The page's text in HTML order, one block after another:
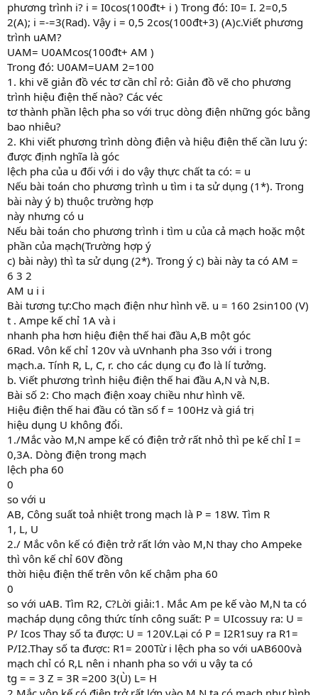
phương trình i? i = I0cos(100đt+ i ) Trong đó: I0= I. 2=0,5
2(A); i =-=3(Rad). Vậy i = 0,5 2cos(100đt+3) (A)c.Viết phương
trình uAM?
UAM= U0AMcos(100đt+ AM )
Trong đó: U0AM=UAM 2=100
1. khi vẽ giản đồ véc tơ cần chỉ rỏ: Giản đồ vẽ cho phương
trình hiệu điện thế nào? Các véc
tơ thành phần lệch pha so với trục dòng điện những góc bằng
bao nhiêu?
2. Khi viết phương trình dòng điện và hiệu điện thế cần lưu ý:
được định nghĩa là góc
lệch pha của u đối với i do vậy thực chất ta có: = u
Nếu bài toán cho phương trình u tìm i ta sử dụng (1*). Trong
bài này ý b) thuộc trường hợp
này nhưng có u
Nếu bài toán cho phương trình i tìm u của cả mạch hoặc một
phần của mạch(Trường hợp ý
c) bài này) thì ta sử dụng (2*). Trong ý c) bài này ta có AM =
6 3 2
AM u i i
Bài tương tự:Cho mạch điện như hình vẽ. u = 160 2sin100 (V)
t . Ampe kế chỉ 1A và i
nhanh pha hơn hiệu điện thế hai đầu A,B một góc
6Rad. Vôn kế chỉ 120v và uVnhanh pha 3so với i trong
mạch.a. Tính R, L, C, r. cho các dụng cụ đo là lí tưởng.
b. Viết phương trình hiệu điện thế hai đầu A,N và N,B.
Bài số 2: Cho mạch điện xoay chiều như hình vẽ.
Hiệu điện thế hai đầu có tần số f = 100Hz và giá trị
hiệu dụng U không đổi.
1./Mắc vào M,N ampe kế có điện trở rất nhỏ thì pe kế chỉ I =
0,3A. Dòng điện trong mạch
lệch pha 60
0
so với u
AB, Công suất toả nhiệt trong mạch là P = 18W. Tìm R
1, L, U
2./ Mắc vôn kế có điện trở rất lớn vào M,N thay cho Ampeke
thì vôn kế chỉ 60V đồng
thời hiệu điện thế trên vôn kế chậm pha 60
0
so với uAB. Tìm R2, C?Lời giải:1. Mắc Am pe kế vào M,N ta có
mạcháp dụng công thức tính công suất: P = UIcossuy ra: U =
P/ Icos Thay số ta được: U = 120V.Lại có P = I2R1suy ra R1=
P/I2.Thay số ta được: R1= 200Từ i lệch pha so với uAB600và
mạch chỉ có R,L nên i nhanh pha so với u vậy ta có
tg = = 3 Z = 3R =200 3(Ù) L= H